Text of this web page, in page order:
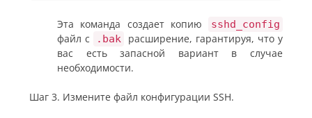
Эта команда создает копию sshd_config
файл с .bak
расширение, гарантируя, что у
вас есть запасной вариант в случае
необходимости.
Шаг 3. Измените файл конфигурации SSH.